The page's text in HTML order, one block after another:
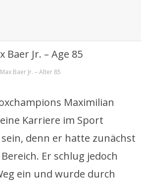
Max Baer Jr. – Alter 85
Maximilian
Karriere im Sport
denn er hatte zunächst
Er schlug jedoch
ein und wurde durch